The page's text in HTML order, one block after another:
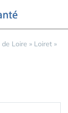
Loire » Loiret »